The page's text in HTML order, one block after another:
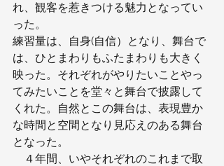
れ、観客を惹きつける魅力となってい
った。
練習量は、自身(自信）となり、舞台で
は、ひとまわりもふたまわりも大きく
映った。それぞれがやりたいことやっ
てみたいことを堂々と舞台で披露して
くれた。自然とこの舞台は、表現豊か
な時間と空間となり見応えのある舞台
となった。
４年間、いやそれぞれのこれまで取